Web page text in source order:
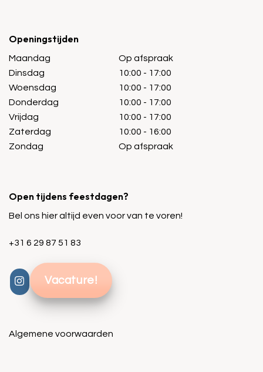
Openingstijden
Maandag
Dinsdag
Woensdag
Donderdag
Vrijdag
Zaterdag
Zondag
Op afspraak
10:00 - 17:00
10:00 - 17:00
10:00 - 17:00
10:00 - 17:00
10:00 - 16:00
Op afspraak
Open tijdens feestdagen?
Bel ons hier altijd even voor van te voren!
+31 6 29 87 51 83
Vacature!
Algemene voorwaarden